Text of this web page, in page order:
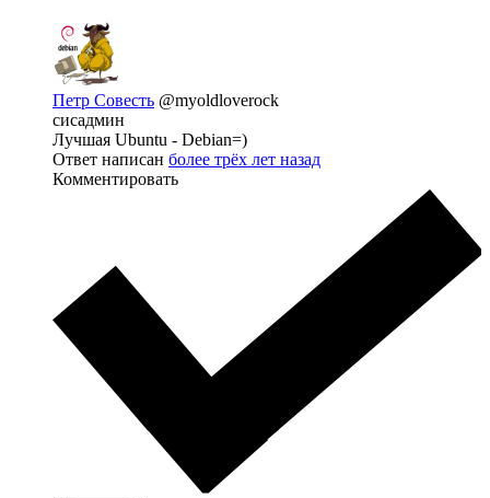
Петр Совесть @myoldloverock
сисадмин
Лучшая Ubuntu - Debian=)
Ответ написан более трёх лет назад
Комментировать